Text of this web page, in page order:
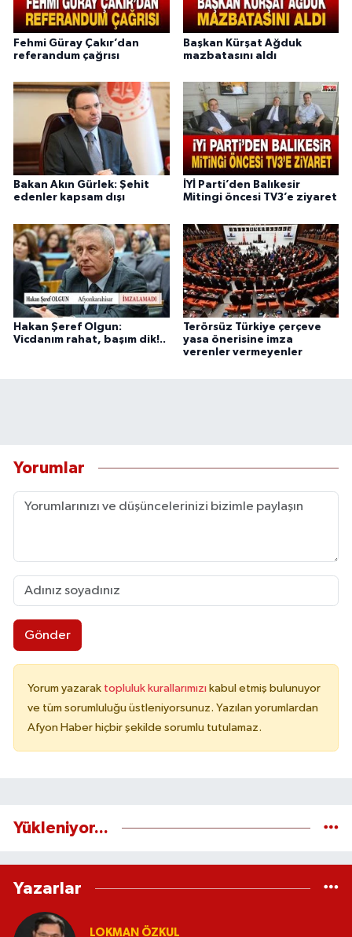
Fehmi Güray Çakır’dan
referandum çağrısı
Başkan Kürşat Ağduk
mazbatasını aldı
Bakan Akın Gürlek: Şehit
edenler kapsam dışı
İYİ Parti’den Balıkesir
Mitingi öncesi TV3’e ziyaret
Hakan Şeref Olgun:
Vicdanım rahat, başım dik!..
Terörsüz Türkiye çerçeve
yasa önerisine imza
verenler vermeyenler
Yorumlar
Gönder
Yorum yazarak topluluk kurallarımızı kabul etmiş bulunuyor
ve tüm sorumluluğu üstleniyorsunuz. Yazılan yorumlardan
Afyon Haber hiçbir şekilde sorumlu tutulamaz.
Yükleniyor...
Yazarlar
LOKMAN ÖZKUL